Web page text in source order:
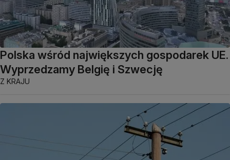
Polska wśród największych gospodarek UE.
Wyprzedzamy Belgię i Szwecję
Z KRAJU